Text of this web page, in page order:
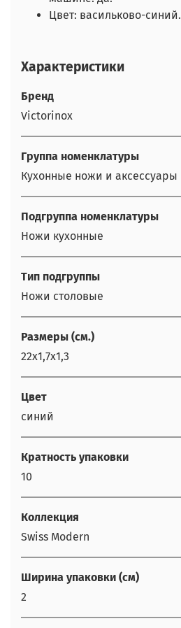
Цвет: васильково-синий.
Характеристики
Бренд
Victorinox
Группа номенклатуры
Кухонные ножи и аксессуары
Подгруппа номенклатуры
Ножи кухонные
Тип подгруппы
Ножи столовые
Размеры (см.)
22х1,7х1,3
Цвет
синий
Кратность упаковки
10
Коллекция
Swiss Modern
Ширина упаковки (см)
2